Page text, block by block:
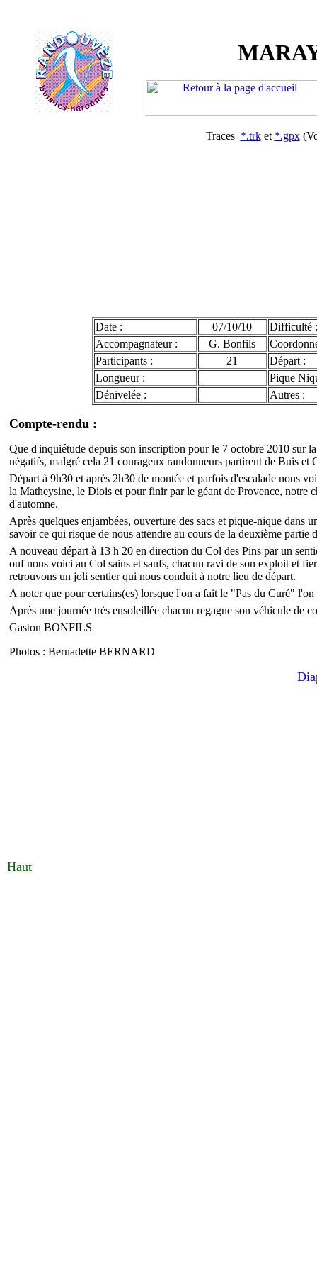
Traces *.trket *.gpx
Date : 07/10/10
Difficulté :
Accompagnateur :
G. Bonfils
Participants :
21
Départ :
Longueur :
Pique
Dénivelée :
Autres :
Compte-rendu :
Que d'inquiétude depuis son inscription pour le 7 octobre 2010 sur
négatifs, malgré cela 21 courageux randonneurs partirent de Buis
Départ à 9h30 et après 2h30 de montée et parfois d'escalade nous
la Matheysine, le Diois et pour finir par le géant de Provence, notre
d'automne.
Après quelques enjambées, ouverture des sacs et pique-nique dans
savoir ce qui risque de nous attendre au cours de la deuxième partie
A nouveau départ à 13 h 20 en direction du Col des Pins par un
ouf nous voici au Col sains et saufs, chacun ravi de son exploit et
retrouvons un joli sentier qui nous conduit à notre lieu de départ.
A noter que pour certains(es) lorsque l'on a fait le "Pas du Curé" l'on
Après une journée très ensoleillée chacun regagne son véhicule de
Gaston BONFILS
Photos : Bernadette BERNARD
Haut